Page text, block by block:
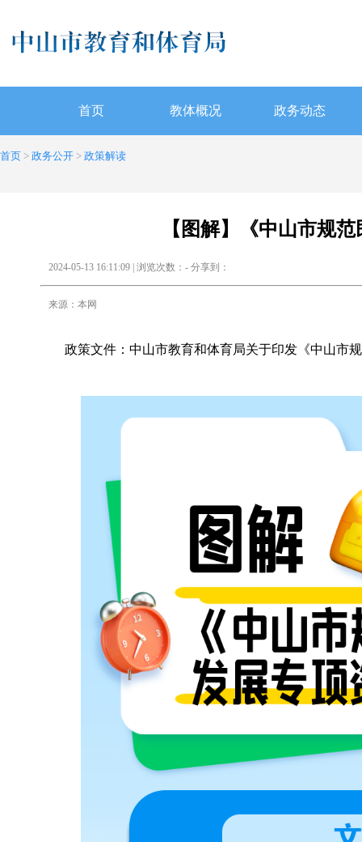
首页 教体概况 政务动态
首页 > 政务公开 > 政策解读
【图解】《中山市规
2024-05-13 16:11:09 | 浏览次数： - 分享到：
来源：本网
政策文件： 中山市教育和体育局关于印发《中山市